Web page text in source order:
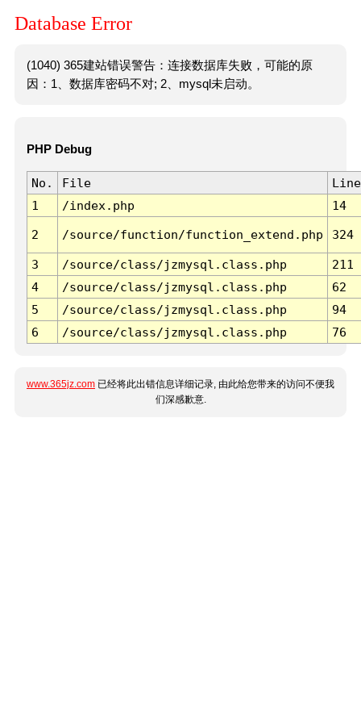
Database Error
(1040) 365建站错误警告：连接数据库失败，可能的原
因：1、数据库密码不对; 2、mysql未启动。
PHP Debug
No. File
Line
1
/index.php 14
2 /source/function/function_extend.php 324
3 /source/class/jzmysql.class.php
211
4
/source/class/jzmysql.class.php
62
5
/source/class/jzmysql.class.php
94
6
/source/class/jzmysql.class.php 76
www.365jz.com 已经将此出错信息详细记录, 由此给您带来的访问不便我
们深感歉意.